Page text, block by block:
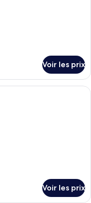
Voir les prix
moderne avec une
Voir les prix